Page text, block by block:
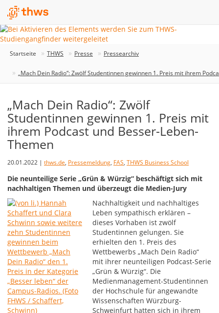
Startseite THWS Presse Pressearchiv
„Mach Dein Radio“: Zwölf Studentinnen gewinnen 1. Preis mit ihrem
„Mach Dein Radio“: Zwölf
Studentinnen gewinnen 1. Preis mit
ihrem Podcast und Besser-Leben-
Themen
20.01.2022 | thws.de, Pressemeldung, FAS, THWS Business School
Die neunteilige Serie „Grün & Würzig“ beschäftigt sich mit
nachhaltigen Themen und überzeugt die Medien-Jury
Nachhaltigkeit und nachhaltiges
Leben sympathisch erklären –
dieses Vorhaben ist zwölf
Studentinnen gelungen. Sie
erhielten den 1. Preis des
Wettbewerbs „Mach Dein Radio“
mit ihrer neunteiligen Podcast-Serie
„Grün & Würzig“. Die
Medienmanagement-Studentinnen
der Hochschule für angewandte
Wissenschaften Würzburg-
Schweinfurt hatten sich in ihrem